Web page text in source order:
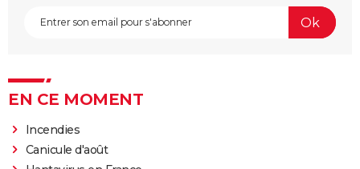
EN CE MOMENT
Incendies
Canicule d'août